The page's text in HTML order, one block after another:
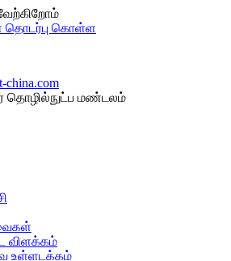
கொள்ள
china.com
தொழில்நுட்ப மண்டலம்
விளக்கம்
உள்ளடக்கம்